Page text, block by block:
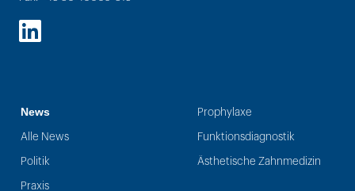
LinkedIn
News
Alle News
Politik
Praxis
Prophylaxe
Funktionsdiagnostik
Ästhetische Zahnmedizin